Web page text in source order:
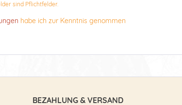
sind Pflichtfelder.
habe ich zur Kenntnis genommen
BEZAHLUNG & VERSAND